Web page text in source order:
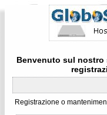
Benvenuto sul
Registrazione o